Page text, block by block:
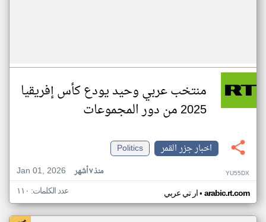
منتخب عربي وحيد يودع كأس إفريقيا
2025 من دور المجموعات
اخبار جزر القمر
Politics
Jan 01, 2026
منذ ٧ أشهر YU55DX
ار تي عربي• arabic.rt.com عدد الكلمات: ١١٠